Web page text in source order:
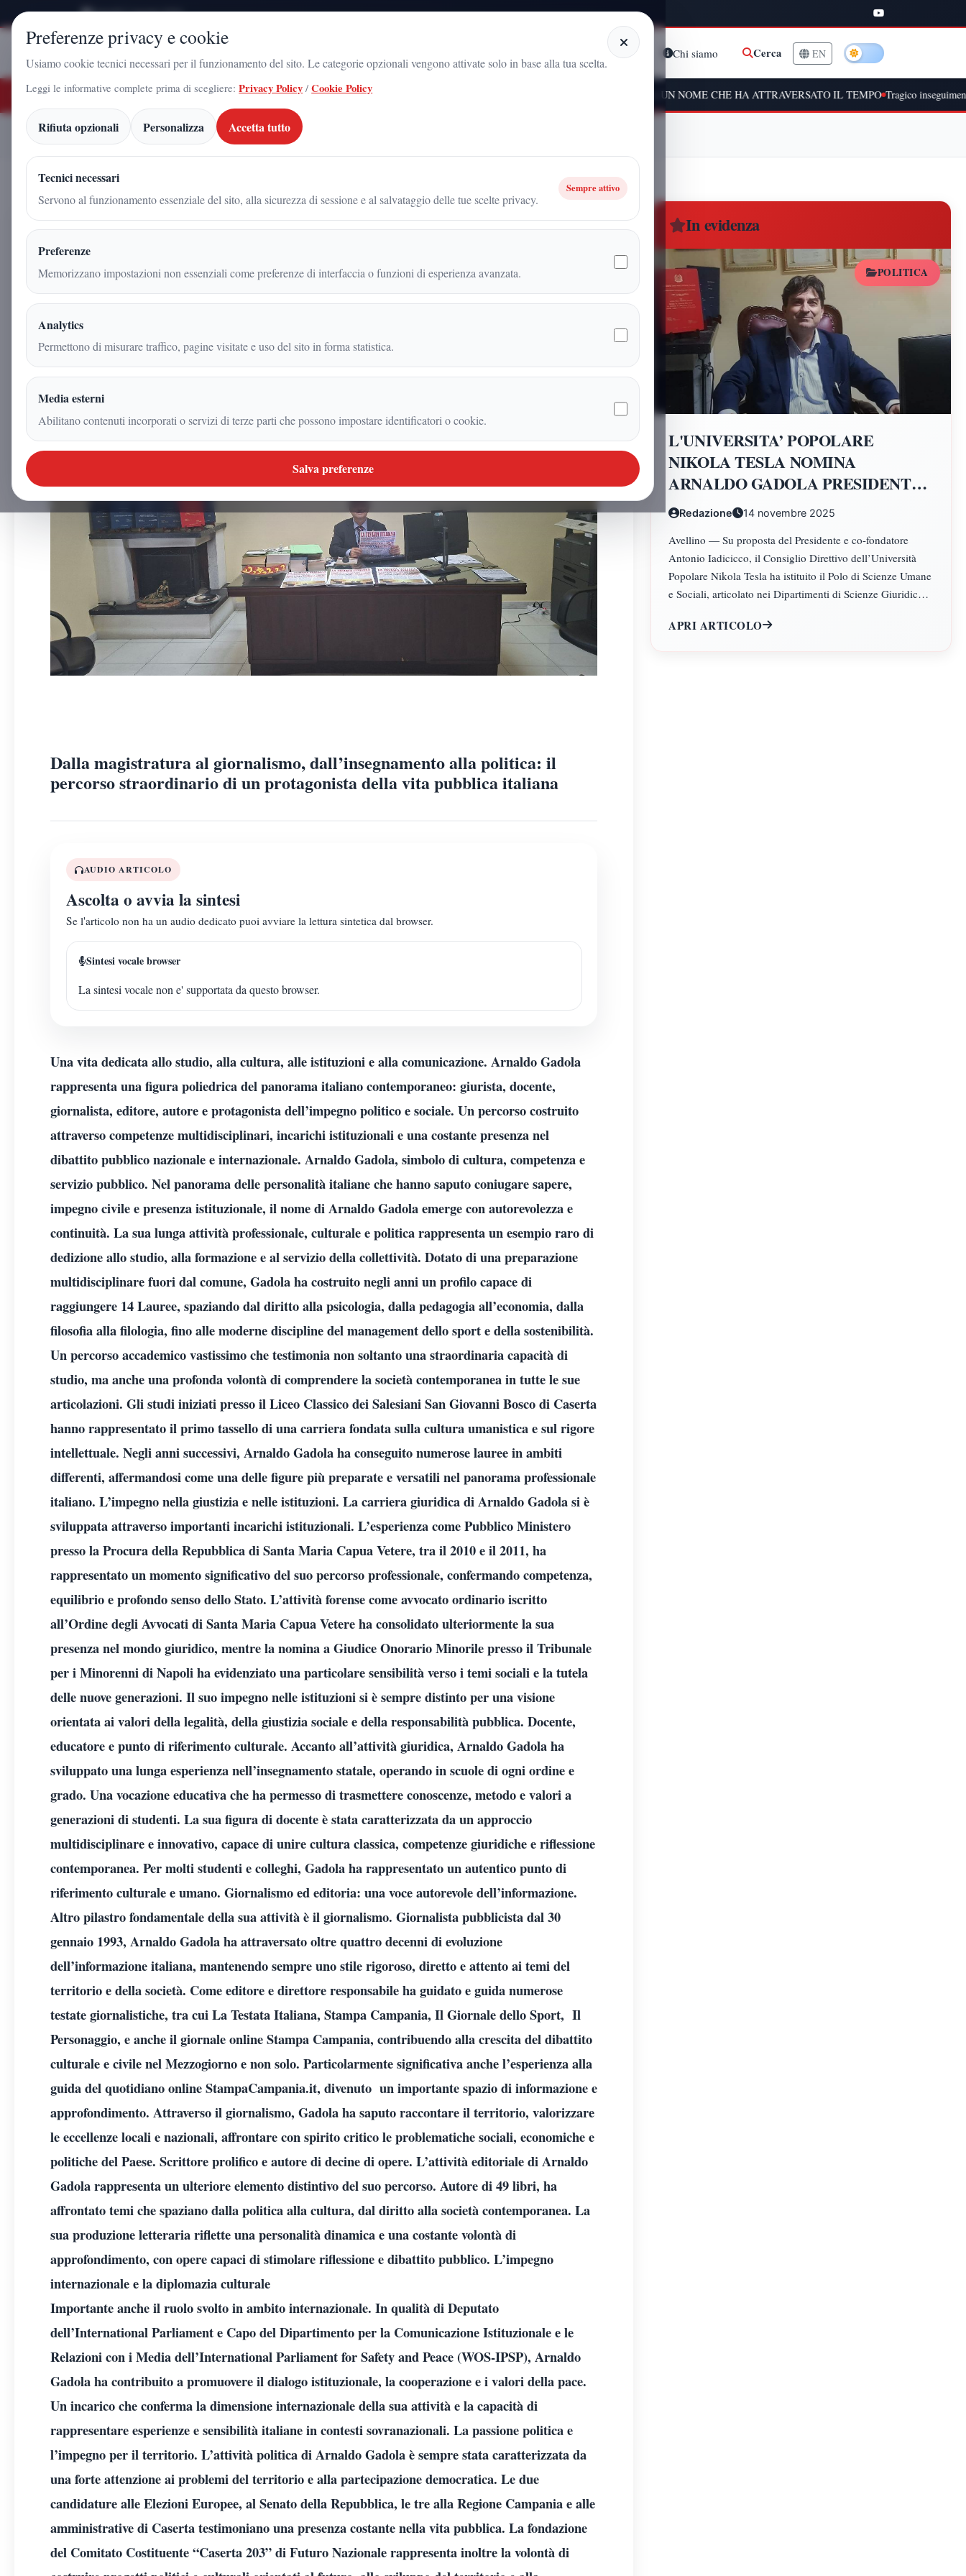
Venerdì 7 Agosto 2026
StampaCampania Notiziario audio Chi siamo Cerca EN
ULTIME NOTIZIE
Gadola, il volto di Futuro Nazionale a Caserta: l'uomo che sta costruendo il radicamento del movimento sul territorio ARNALDO GADOLA, UN NOME CHE HA ATTRAVERSATO IL TEMPO Tragico inseguimento a
Home Articoli Arnaldo Gadola, l’uomo delle istituzioni, della cultura e dell’impegno civile
Arnaldo Gadola, l’uomo delle istituzioni, della cultura e
dell’impegno civile
Redazione
| 5min | Attualita
Dalla magistratura al giornalismo, dall’insegnamento alla politica: il
percorso straordinario di un protagonista della vita pubblica italiana
AUDIO ARTICOLO
Ascolta o avvia la sintesi
Se l'articolo non ha un audio dedicato puoi avviare la lettura sintetica dal browser.
Sintesi vocale browser
La sintesi vocale non e' supportata da questo browser.
Una vita dedicata allo studio, alla cultura, alle istituzioni e alla comunicazione. Arnaldo Gadola
rappresenta una figura poliedrica del panorama italiano contemporaneo: giurista, docente,
giornalista, editore, autore e protagonista dell’impegno politico e sociale. Un percorso costruito
attraverso competenze multidisciplinari, incarichi istituzionali e una costante presenza nel
dibattito pubblico nazionale e internazionale. Arnaldo Gadola, simbolo di cultura, competenza e
servizio pubblico. Nel panorama delle personalità italiane che hanno saputo coniugare sapere,
impegno civile e presenza istituzionale, il nome di Arnaldo Gadola emerge con autorevolezza e
continuità. La sua lunga attività professionale, culturale e politica rappresenta un esempio raro di
dedizione allo studio, alla formazione e al servizio della collettività. Dotato di una preparazione
multidisciplinare fuori dal comune, Gadola ha costruito negli anni un profilo capace di
raggiungere 14 Lauree, spaziando dal diritto alla psicologia, dalla pedagogia all’economia, dalla
filosofia alla filologia, fino alle moderne discipline del management dello sport e della sostenibilità.
Un percorso accademico vastissimo che testimonia non soltanto una straordinaria capacità di
studio, ma anche una profonda volontà di comprendere la società contemporanea in tutte le sue
articolazioni. Gli studi iniziati presso il Liceo Classico dei Salesiani San Giovanni Bosco di Caserta
hanno rappresentato il primo tassello di una carriera fondata sulla cultura umanistica e sul rigore
intellettuale. Negli anni successivi, Arnaldo Gadola ha conseguito numerose lauree in ambiti
differenti, affermandosi come una delle figure più preparate e versatili nel panorama professionale
italiano. L’impegno nella giustizia e nelle istituzioni. La carriera giuridica di Arnaldo Gadola si è
sviluppata attraverso importanti incarichi istituzionali. L’esperienza come Pubblico Ministero
presso la Procura della Repubblica di Santa Maria Capua Vetere, tra il 2010 e il 2011, ha
rappresentato un momento significativo del suo percorso professionale, confermando competenza,
equilibrio e profondo senso dello Stato. L’attività forense come avvocato ordinario iscritto
all’Ordine degli Avvocati di Santa Maria Capua Vetere ha consolidato ulteriormente la sua
presenza nel mondo giuridico, mentre la nomina a Giudice Onorario Minorile presso il Tribunale
per i Minorenni di Napoli ha evidenziato una particolare sensibilità verso i temi sociali e la tutela
delle nuove generazioni. Il suo impegno nelle istituzioni si è sempre distinto per una visione
orientata ai valori della legalità, della giustizia sociale e della responsabilità pubblica. Docente,
educatore e punto di riferimento culturale. Accanto all’attività giuridica, Arnaldo Gadola ha
sviluppato una lunga esperienza nell’insegnamento statale, operando in scuole di ogni ordine e
grado. Una vocazione educativa che ha permesso di trasmettere conoscenze, metodo e valori a
generazioni di studenti. La sua figura di docente è stata caratterizzata da un approccio
multidisciplinare e innovativo, capace di unire cultura classica, competenze giuridiche e riflessione
contemporanea. Per molti studenti e colleghi, Gadola ha rappresentato un autentico punto di
riferimento culturale e umano. Giornalismo ed editoria: una voce autorevole dell’informazione.
Altro pilastro fondamentale della sua attività è il giornalismo. Giornalista pubblicista dal 30
gennaio 1993, Arnaldo Gadola ha attraversato oltre quattro decenni di evoluzione
dell’informazione italiana, mantenendo sempre uno stile rigoroso, diretto e attento ai temi del
territorio e della società. Come editore e direttore responsabile ha guidato e guida numerose
testate giornalistiche, tra cui La Testata Italiana, Stampa Campania, Il Giornale dello Sport, Il
Personaggio, e anche il giornale online Stampa Campania, contribuendo alla crescita del dibattito
culturale e civile nel Mezzogiorno e non solo. Particolarmente significativa anche l’esperienza alla
guida del quotidiano online StampaCampania.it, divenuto un importante spazio di informazione e
approfondimento. Attraverso il giornalismo, Gadola ha saputo raccontare il territorio, valorizzare
le eccellenze locali e nazionali, affrontare con spirito critico le problematiche sociali, economiche e
politiche del Paese. Scrittore prolifico e autore di decine di opere. L’attività editoriale di Arnaldo
Gadola rappresenta un ulteriore elemento distintivo del suo percorso. Autore di 49 libri, ha
affrontato temi che spaziano dalla politica alla cultura, dal diritto alla società contemporanea. La
sua produzione letteraria riflette una personalità dinamica e una costante volontà di
approfondimento, con opere capaci di stimolare riflessione e dibattito pubblico. L’impegno
internazionale e la diplomazia culturale
Importante anche il ruolo svolto in ambito internazionale. In qualità di Deputato
dell’International Parliament e Capo del Dipartimento per la Comunicazione Istituzionale e le
Relazioni con i Media dell’International Parliament for Safety and Peace (WOS-IPSP), Arnaldo
Gadola ha contribuito a promuovere il dialogo istituzionale, la cooperazione e i valori della pace.
Un incarico che conferma la dimensione internazionale della sua attività e la capacità di
rappresentare esperienze e sensibilità italiane in contesti sovranazionali. La passione politica e
l’impegno per il territorio. L’attività politica di Arnaldo Gadola è sempre stata caratterizzata da
una forte attenzione ai problemi del territorio e alla partecipazione democratica. Le due
candidature alle Elezioni Europee, al Senato della Repubblica, le tre alla Regione Campania e alle
amministrative di Caserta testimoniano una presenza costante nella vita pubblica. La fondazione
del Comitato Costituente “Caserta 203” di Futuro Nazionale rappresenta inoltre la volontà di
In evidenza
POLITICA
L'UNIVERSITA’ POPOLARE
NIKOLA TESLA NOMINA
ARNALDO GADOLA PRESIDENTE
E DIRETTORE DEI DIPARTIMENTI
DI SCIENZE GIURIDICHE,
ECONOMICHE, SCIENZE
POLITICHE, PSICOLOGIA,
SCIENZE UMANE, FILOSOFIA E
Redazione 14 novembre 2025
Avellino — Su proposta del Presidente e co-fondatore
Antonio Iadicicco, il Consiglio Direttivo dell’Università
Popolare Nikola Tesla ha istituito il Polo di Scienze Umane
e Sociali, articolato nei Dipartimenti di Scienze Giuridiche
Umane, Filosofia e Pedagogia.
APRI ARTICOLO
Preferenze privacy e cookie
Usiamo cookie tecnici necessari per il funzionamento del sito. Le categorie opzionali vengono attivate solo in base alla tua scelta.
Leggi le informative complete prima di scegliere: Privacy Policy /Cookie Policy
Rifiuta opzionali Personalizza Accetta tutto
Tecnici necessari
Servono al funzionamento essenziale del sito, alla sicurezza di sessione e al salvataggio delle tue scelte privacy.
Sempre attivo
Preferenze
Memorizzano impostazioni non essenziali come preferenze di interfaccia o funzioni di esperienza avanzata.
Analytics
Permettono di misurare traffico, pagine visitate e uso del sito in forma statistica.
Media esterni
Abilitano contenuti incorporati o servizi di terze parti che possono impostare identificatori o cookie.
Salva preferenze